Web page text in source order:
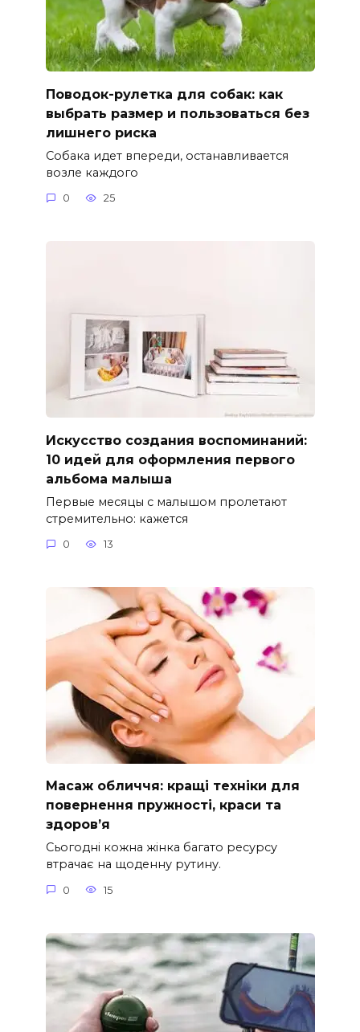
Поводок-рулетка для собак: как
выбрать размер и пользоваться без
лишнего риска
Собака идет впереди, останавливается
возле каждого
0 25
Искусство создания воспоминаний:
10 идей для оформления первого
альбома малыша
Первые месяцы с малышом пролетают
стремительно: кажется
0 13
Масаж обличчя: кращі техніки для
повернення пружності, краси та
здоров’я
Сьогодні кожна жінка багато ресурсу
втрачає на щоденну рутину.
0 15